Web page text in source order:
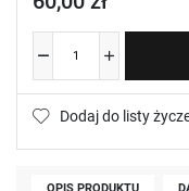
Dodaj do listy
OPIS PRODUKTU